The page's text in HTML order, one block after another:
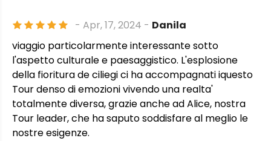
- Apr, 17, 2024 - Danila
viaggio particolarmente interessante sotto
l'aspetto culturale e paesaggistico. L'esplosione
della fioritura de ciliegi ci ha accompagnati iquesto
Tour denso di emozioni vivendo una realta'
totalmente diversa, grazie anche ad Alice, nostra
Tour leader, che ha saputo soddisfare al meglio le
nostre esigenze.